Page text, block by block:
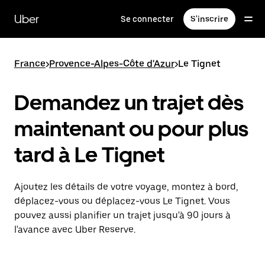
contenu
principal
Uber Se connecter S'inscrire
France>Provence-Alpes-Côte d'Azur>Le Tignet
Demandez un trajet dès
maintenant ou pour plus
tard à Le Tignet
Ajoutez les détails de votre voyage, montez à bord,
déplacez-vous ou déplacez-vous Le Tignet. Vous
pouvez aussi planifier un trajet jusqu'à 90 jours à
l'avance avec Uber Reserve.